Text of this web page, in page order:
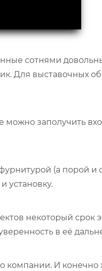
сотнями
Для выставочных
заполучить
(а порой
установку.
некоторый срок
в её
компании. И